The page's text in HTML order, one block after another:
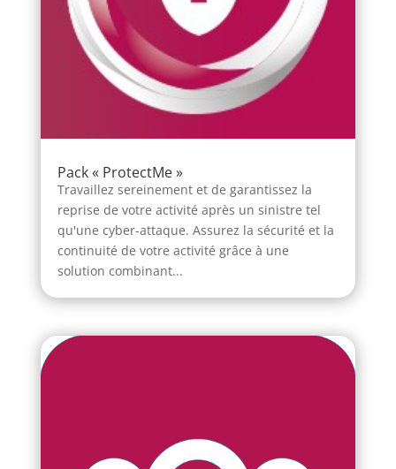
Pack « ProtectMe »
Travaillez sereinement et de garantissez la
reprise de votre activité après un sinistre tel
qu'une cyber-attaque. Assurez la sécurité et la
continuité de votre activité grâce à une
solution combinant...